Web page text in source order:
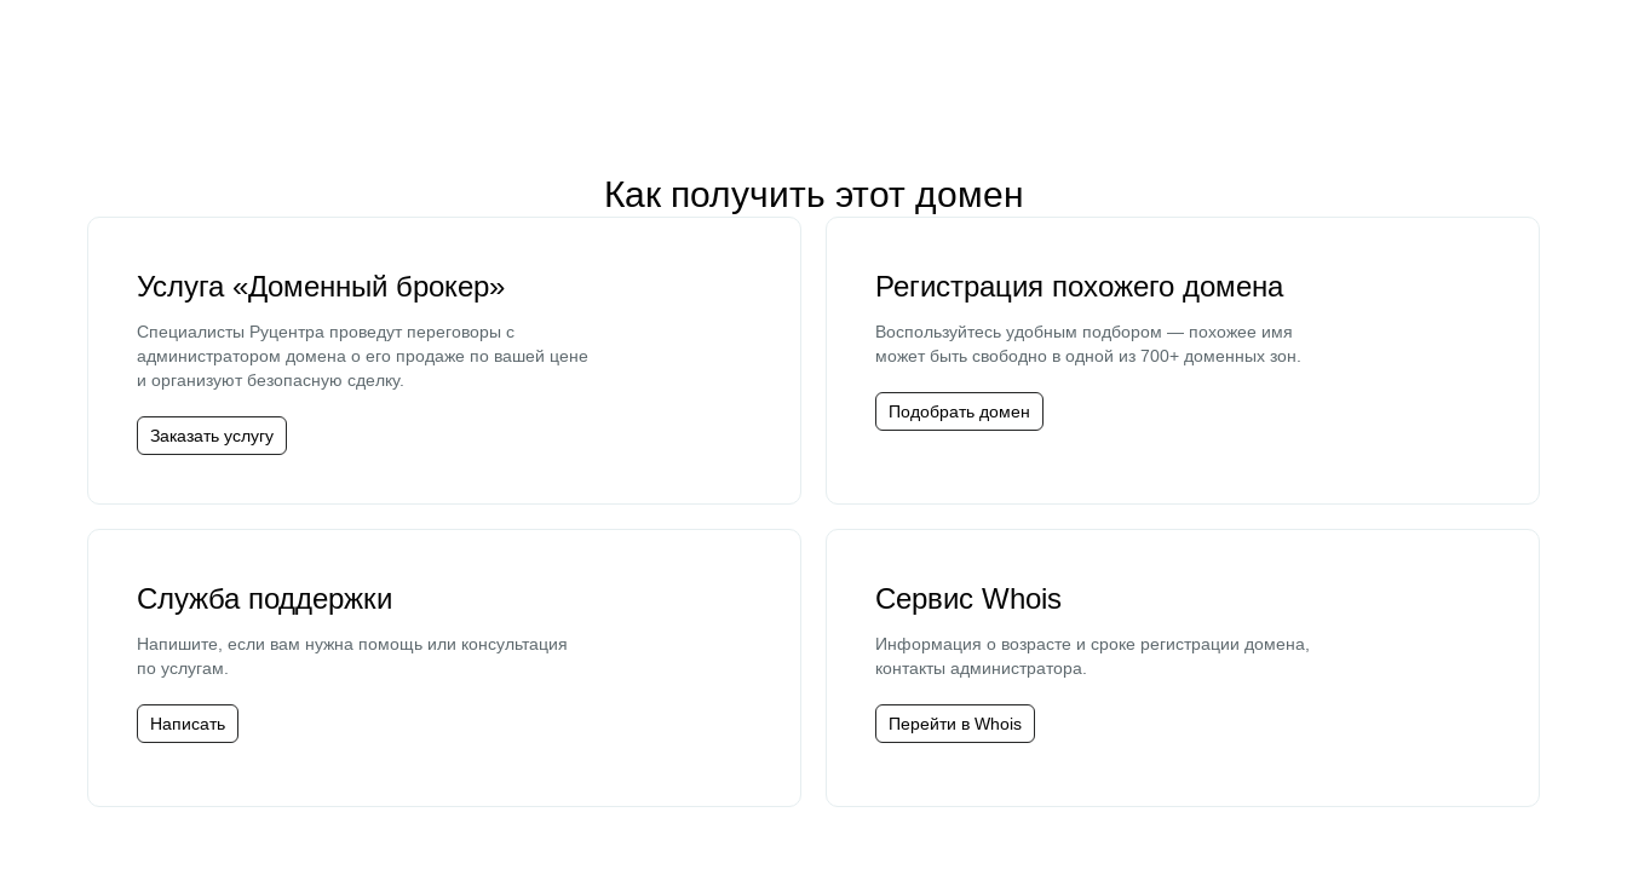
Как получить этот домен
Услуга «Доменный брокер»
Специалисты Руцентра проведут переговоры с
администратором домена о его продаже по вашей цене
и организуют безопасную сделку.
Заказать услугу
Регистрация похожего домена
Воспользуйтесь удобным подбором — похожее имя
может быть свободно в одной из 700+ доменных зон.
Подобрать домен
Служба поддержки
Напишите, если вам нужна помощь или консультация
по услугам.
Написать
Сервис Whois
Информация о возрасте и сроке регистрации домена,
контакты администратора.
Перейти в Whois